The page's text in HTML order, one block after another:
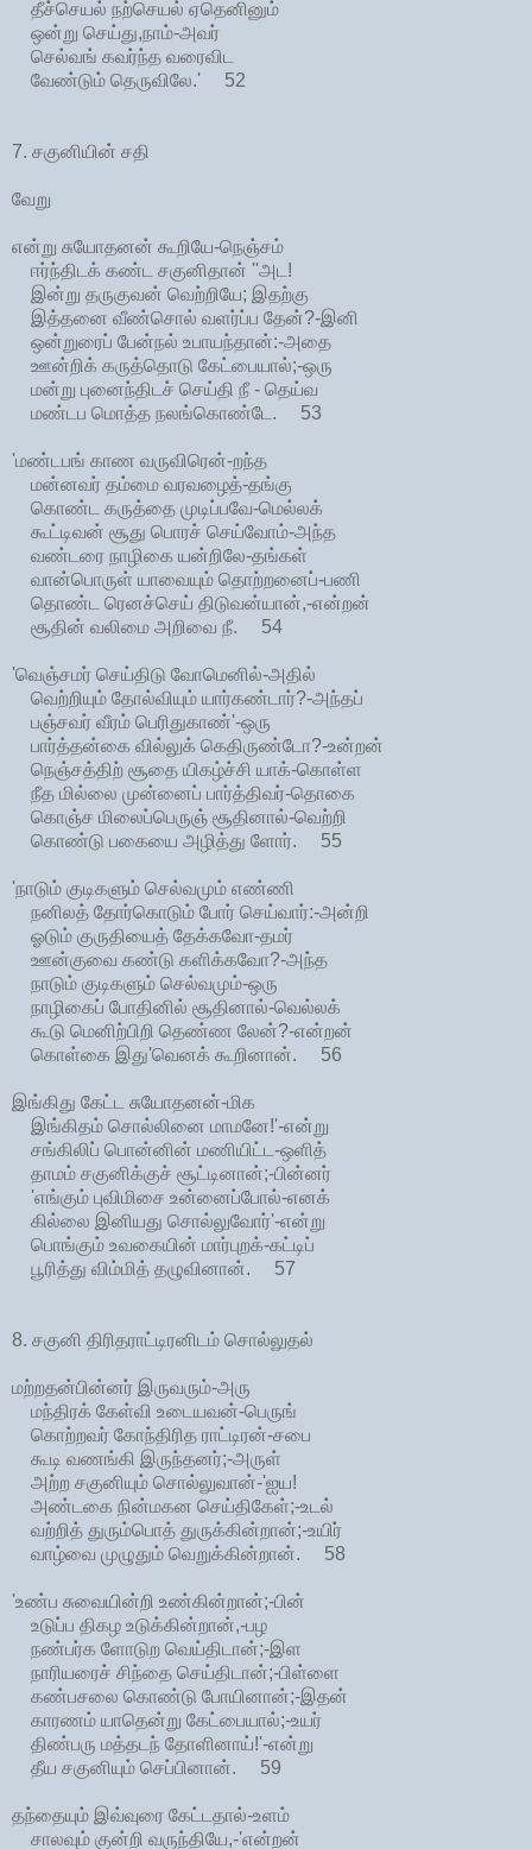
தீச்செயல் நற்செயல் ஏதெனினும்
ஒன்று செய்து,நாம்-அவர்
செல்வங் கவர்ந்த வரைவிட
வேண்டும் தெருவிலே.' 52
7. சகுனியின் சதி
வேறு
என்று சுயோதனன் கூறியே-நெஞ்சம்
ஈர்ந்திடக் கண்ட சகுனிதான் ''அட!
இன்று தருகுவன் வெற்றியே; இதற்கு
இத்தனை வீண்சொல் வளர்ப்ப தேன்?-இனி
ஒன்றுரைப் பேன்நல் உபாயந்தான்:-அதை
ஊன்றிக் கருத்தொடு கேட்பையால்;-ஒரு
மன்று புனைந்திடச் செய்தி நீ - தெய்வ
மண்டப மொத்த நலங்கொண்டே. 53
'மண்டபங் காண வருவிரென்-றந்த
மன்னவர் தம்மை வரவழைத்-தங்கு
கொண்ட கருத்தை முடிப்பவே-மெல்லக்
கூட்டிவன் சூது பொரச் செய்வோம்-அந்த
வண்டரை நாழிகை யன்றிலே-தங்கள்
வான்பொருள் யாவையும் தொற்றனைப்-பணி
தொண்ட ரெனச்செய் திடுவன்யான்,-என்றன்
சூதின் வலிமை அறிவை நீ. 54
'வெஞ்சமர் செய்திடு வோமெனில்-அதில்
வெற்றியும் தோல்வியும் யார்கண்டார்?-அந்தப்
பஞ்சவர் வீரம் பெரிதுகாண்'-ஒரு
பார்த்தன்கை வில்லுக் கெதிருண்டோ?-உன்றன்
நெஞ்சத்திற் சூதை யிகழ்ச்சி யாக்-கொள்ள
நீத மில்லை முன்னைப் பார்த்திவர்-தொகை
கொஞ்ச மிலைப்பெருஞ் சூதினால்-வெற்றி
கொண்டு பகையை அழித்து ளோர். 55
'நாடும் குடிகளும் செல்வமும் எண்ணி
நனிலத் தோர்கொடும் போர் செய்வார்:-அன்றி
ஓடும் குருதியைத் தேக்கவோ-தமர்
ஊன்குவை கண்டு களிக்கவோ?-அந்த
நாடும் குடிகளும் செல்வமும்-ஒரு
நாழிகைப் போதினில் சூதினால்-வெல்லக்
கூடு மெனிற்பிறி தெண்ண லேன்?-என்றன்
கொள்கை இது'வெனக் கூறினான். 56
இங்கிது கேட்ட சுயோதனன்-மிக
இங்கிதம் சொல்லினை மாமனே!'-என்று
சங்கிலிப் பொன்னின் மணியிட்ட-ஒளித்
தாமம் சகுனிக்குச் சூட்டினான்;-பின்னர்
'எங்கும் புவிமிசை உன்னைப்போல்-எனக்
கில்லை இனியது சொல்லுவோர்'-என்று
பொங்கும் உவகையின் மார்புறக்-கட்டிப்
பூரித்து விம்மித் தழுவினான். 57
8. சகுனி திரிதராட்டிரனிடம் சொல்லுதல்
மற்றதன்பின்னர் இருவரும்-அரு
மந்திரக் கேள்வி உடையவன்-பெருங்
கொற்றவர் கோந்திரித ராட்டிரன்-சபை
கூடி வணங்கி இருந்தனர்;-அருள்
அற்ற சகுனியும் சொல்லுவான்-'ஐய!
அண்டகை நின்மகன செய்திகேள்;-உடல்
வற்றித் துரும்பொத் துருக்கின்றான்;-உயிர்
வாழ்வை முழுதும் வெறுக்கின்றான். 58
'உண்ப சுவையின்றி உண்கின்றான்;-பின்
உடுப்ப திகழ உடுக்கின்றான்,-பழ
நண்பர்க ளோடுற வெய்திடான்;-இள
நாரியரைச் சிந்தை செய்திடான்;-பிள்ளை
கண்பசலை கொண்டு போயினான்;-இதன்
காரணம் யாதென்று கேட்பையால்;-உயர்
திண்பரு மத்தடந் தோளினாய்!'-என்று
தீய சகுனியும் செப்பினான். 59
தந்தையும் இவ்வுரை கேட்டதால்-உளம்
சாலவும் குன்றி வருந்தியே,-'என்றன்